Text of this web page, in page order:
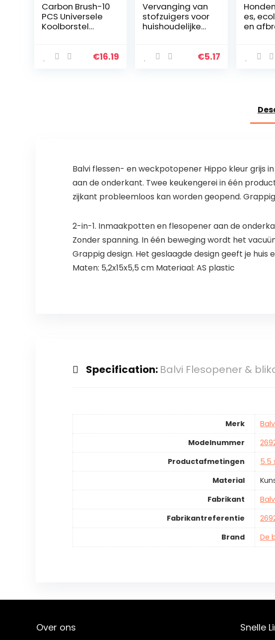
Carbon Brush-10
PCS Universele
Koolborstel
4KW 5KW 7KW
€16.19
Vervanging van
stofzuigers voor
huishoudelijke
Geschikt voor€5.17
es,
en
Balvi flessen- en weckpotopener Hippo kleur grijs
aan de onderkant. Twee keukengerei in één
zijkant probleemloos kan worden geopend.
2-in-1. Inmaakpotten en flesopener aan de
Zonder spanning. In één beweging wordt het
Grappig design. Het geslaagde design geeft je huis
Maten: 5,2x15x5,5 cm Materiaal: AS plastic
Specification: Balvi Flesopener &
Merk
Modelnummer
Productafmetingen
5.5
Material
Fabrikant
Fabrikantreferentie
Brand
De
Over ons Snelle